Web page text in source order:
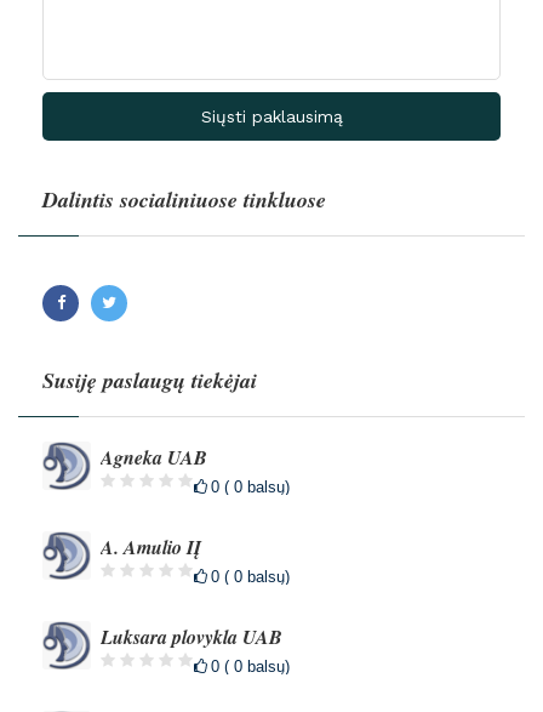
Siųsti paklausimą
Dalintis socialiniuose tinkluose
Susiję paslaugų tiekėjai
Agneka UAB
0 ( 0 balsų)
A. Amulio IĮ
0 ( 0 balsų)
Luksara plovykla UAB
0 ( 0 balsų)